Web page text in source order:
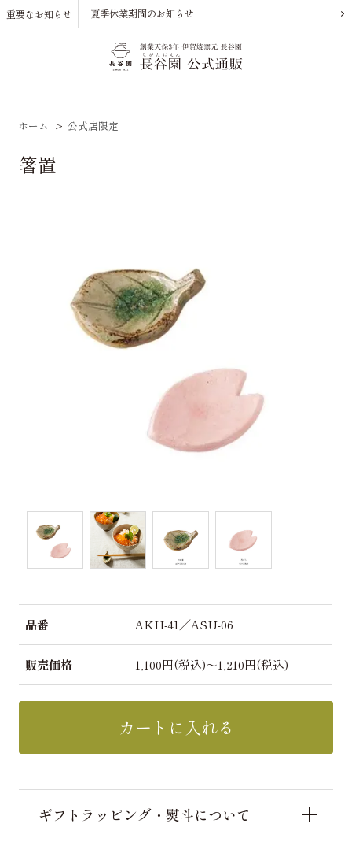
重要なお知らせ 夏季休業期間のお知らせ
ホーム > 公式店限定
箸置
品番 AKH-41／ASU-06
販売価格 1,100円(税込)～1,210円(税込)
カートに入れる
ギフトラッピング・熨斗について